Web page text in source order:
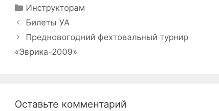
Рубрики
Инструкторам
Навигация
записи
Билеты УА
Предновогодний фехтовальный турнир
«Эврика-2009»
Оставьте комментарий